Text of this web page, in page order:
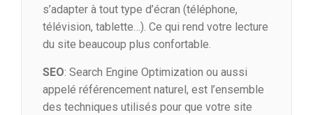
s’adapter à tout type d’écran (téléphone,
télévision, tablette…). Ce qui rend votre lecture
du site beaucoup plus confortable.
SEO: Search Engine Optimization ou aussi
appelé référencement naturel, est l’ensemble
des techniques utilisés pour que votre site